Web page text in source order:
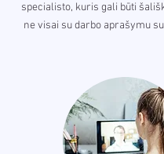
specialisto, kuris gali būti
ne visai su darbo aprašymu